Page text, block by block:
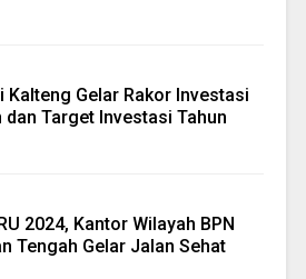
Kalteng Gelar Rakor Investasi
Target Investasi Tahun
2024, Kantor Wilayah BPN
Tengah Gelar Jalan Sehat